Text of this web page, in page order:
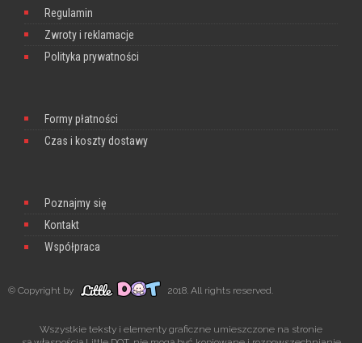
Regulamin
Zwroty i reklamacje
Polityka prywatności
Formy płatności
Czas i koszty dostawy
Poznajmy się
Kontakt
Współpraca
© Copyright by 2018. All rights reserved.
Wszystkie teksty i elementy graficzne umieszczone na stronie